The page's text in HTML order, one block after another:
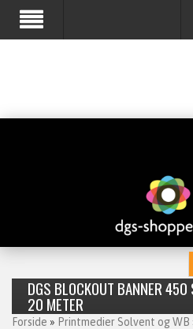
DGS BLOCKOUT BANNER
20 METER
Forside » Printmedier Solvent og WB